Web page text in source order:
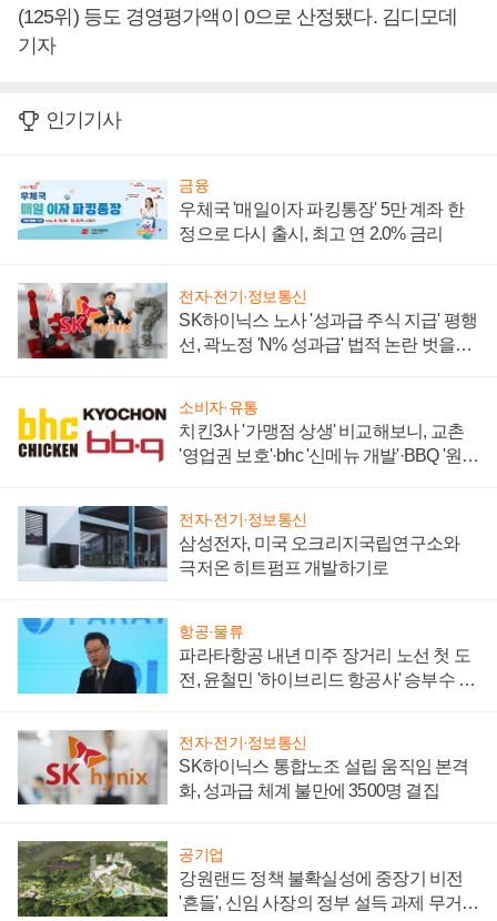
(125위) 등도 경영평가액이 0으로 산정됐다. 김디모데
기자
인기기사
금융
우체국 '매일이자 파킹통장' 5만 계좌 한
정으로 다시 출시, 최고 연 2.0% 금리
전자·전기·정보통신
SK하이닉스 노사 '성과급 주식 지급' 평행
선, 곽노정 'N% 성과급' 법적 논란 벗을지
소비자·유통
치킨3사 '가맹점 상생' 비교해보니, 교촌
'영업권 보호'·bhc '신메뉴 개발'·BBQ '원가
전자·전기·정보통신
삼성전자, 미국 오크리지국립연구소와
극저온 히트펌프 개발하기로
항공·물류
파라타항공 내년 미주 장거리 노선 첫 도
전, 윤철민 '하이브리드 항공사' 승부수 통
전자·전기·정보통신
SK하이닉스 통합노조 설립 움직임 본격
화, 성과급 체계 불만에 3500명 결집
공기업
강원랜드 정책 불확실성에 중장기 비전
'흔들', 신임 사장의 정부 설득 과제 무거워